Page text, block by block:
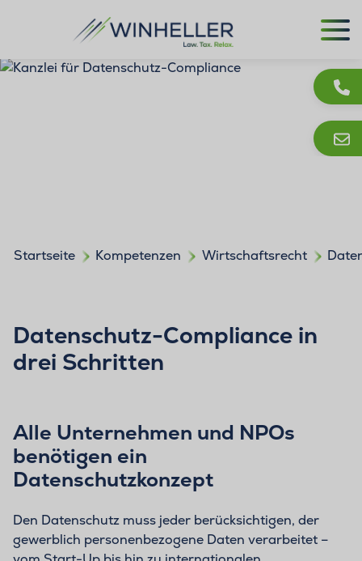
Startseite Kompetenzen Wirtschaftsrecht
Datenschutz-Compliance in
drei Schritten
Alle Unternehmen und NPOs
benötigen ein
Datenschutzkonzept
Den Datenschutz muss jeder berücksichtigen, der
gewerblich personenbezogene Daten verarbeitet –